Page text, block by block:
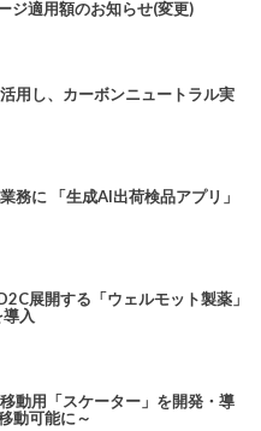
適用額のお知らせ(変更)
用し、カーボンニュートラル実
務に 「生成AI出荷検品アプリ」
展開する「ウェルモット製薬」
入
動用「スケーター」を開発・導
動可能に～